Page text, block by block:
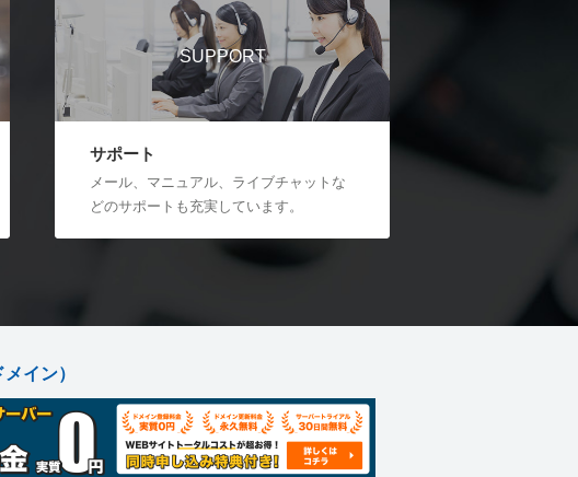
SUPPORT
サポート
メール、マニュアル、ライブチャットな
どのサポートも充実しています。
イン）